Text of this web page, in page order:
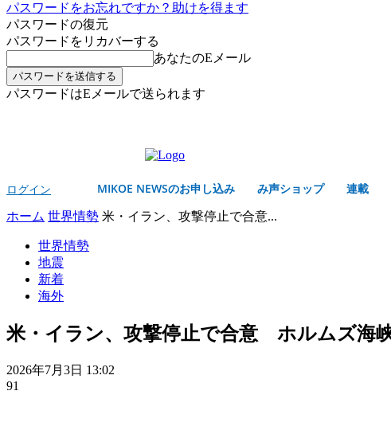
パスワードをお忘れですか？助けを得ます
パスワードの復元
パスワードをリカバーする
あなたのEメール
パスワードはEメールで送られます
ログイン MIKOE NEWSのお申し込み み声ショップ 連載
ホーム 世界情勢 米・イラン、攻撃停止で合意...
世界情勢
地震
新着
海外
米・イラン、攻撃停止で合意 ホルムズ海
2026年7月3日 13:02
91